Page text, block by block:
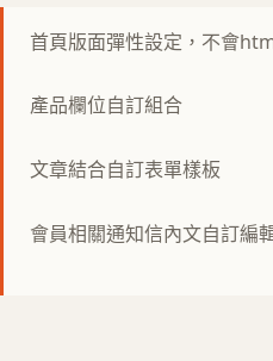
首頁版面彈性設定，不會
產品欄位自訂組合
文章結合自訂表單樣板
會員相關通知信內文自訂編